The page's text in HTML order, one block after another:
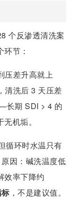
个反渗透清洗案
节：
压差升高就上
清洗后 3 天压差
期 SDI > 4 的
机垢。
循环时水温只有
因：碱洗温度低
率下降约
，不是建议值。